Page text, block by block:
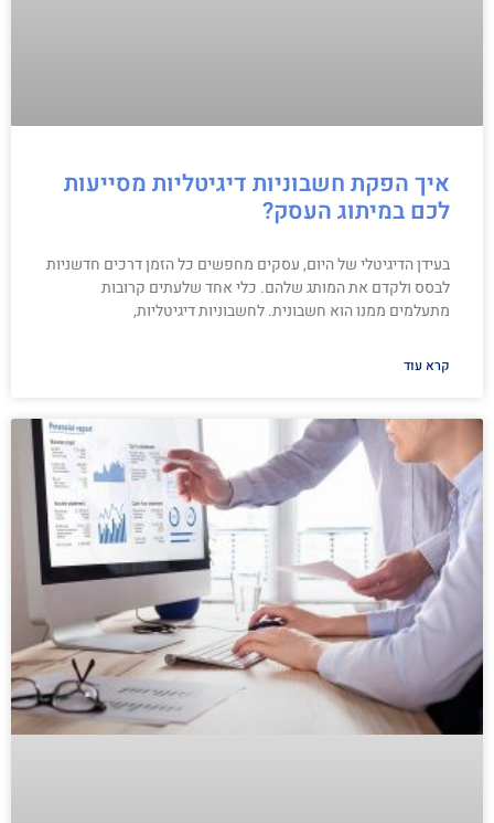
איך הפקת חשבוניות דיגיטליות מסייעות
לכם במיתוג העסק?
בעידן הדיגיטלי של היום, עסקים מחפשים כל הזמן דרכים חדשניות
לבסס ולקדם את המותג שלהם. כלי אחד שלעתים קרובות
מתעלמים ממנו הוא חשבונית. לחשבוניות דיגיטליות,
קרא עוד